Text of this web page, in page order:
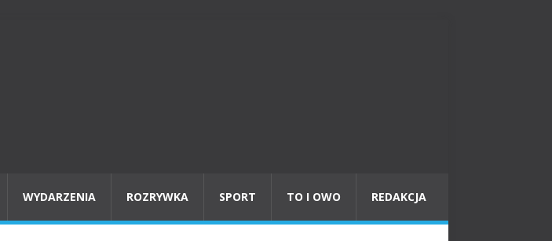
WYDARZENIA ROZRYWKA SPORT TO I OWO REDAKCJA